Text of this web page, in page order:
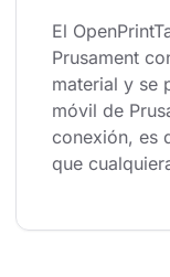
El
Prusament
material y se
móvil de
conexión, es
que